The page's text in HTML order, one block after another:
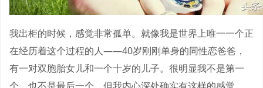
我出柜的时候，感觉非常孤单。就像我是世界上唯一一个正
在经历着这个过程的人——40岁刚刚单身的同性恋爸爸，
有一对双胞胎女儿和一个十岁的儿子。很明显我不是第一